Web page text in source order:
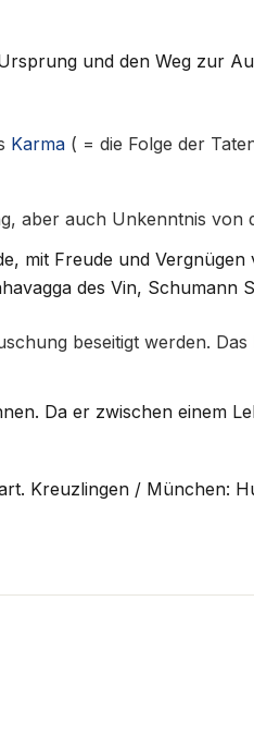
und den Weg zur
Karma ( = die Folge der
aber auch Unkenntnis von
mit Freude und
des Vin, Schumann
beseitigt werden.
Da er zwischen einem
Kreuzlingen / München: